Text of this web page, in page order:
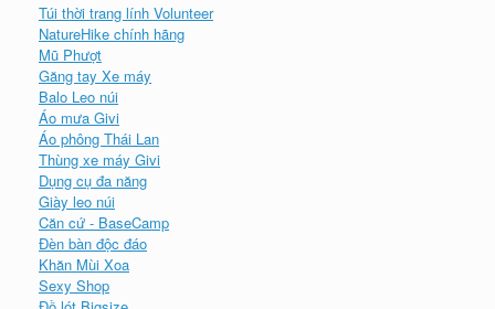
Túi thời trang lính Volunteer
NatureHike chính hãng
Mũ Phượt
Găng tay Xe máy
Balo Leo núi
Áo mưa Givi
Áo phông Thái Lan
Thùng xe máy Givi
Dụng cụ đa năng
Giày leo núi
Căn cứ - BaseCamp
Đèn bàn độc đáo
Khăn Mùi Xoa
Sexy Shop